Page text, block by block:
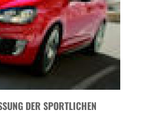
DER SPORTLICHEN